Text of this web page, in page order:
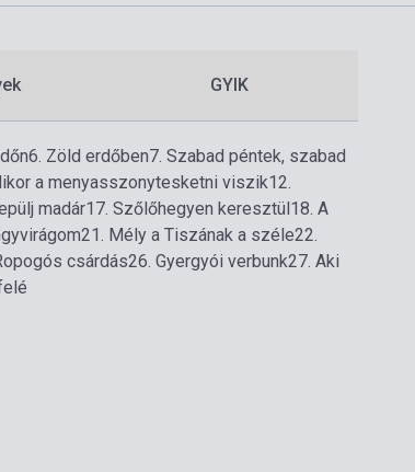
GYIK
6. Zöld erdőben7. Szabad péntek, szabad
a menyasszonytesketni viszik12.
madár17. Szőlőhegyen keresztül18. A
21. Mély a Tiszának a széle22.
csárdás26. Gyergyói verbunk27. Aki